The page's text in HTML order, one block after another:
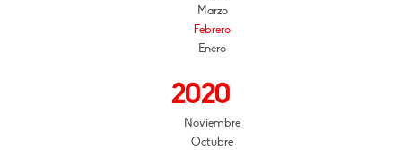
Marzo
Febrero
Enero
2020
Noviembre
Octubre